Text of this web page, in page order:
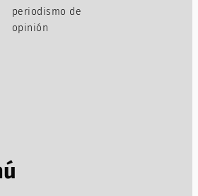
periodismo de
opinión